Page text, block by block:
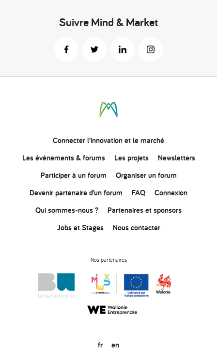
Suivre Mind & Market
Connecterl’innovationet le marché
Les événements & forums
Les projets
Newsletters
Participer à un forum
Organiser un forum
Devenir partenaire d’un forum
FAQ
Connexion
Qui sommes-nous ?
Partenaires et sponsors
Jobs et Stages
Nous contacter
Nos partenaires
fr en